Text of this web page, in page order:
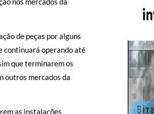
de peças por alguns
continuará operando até
que terminarem os
outros mercados da
as instalações